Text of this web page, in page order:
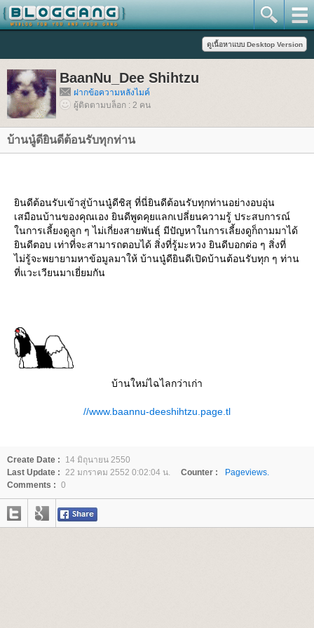
BaanNu_Dee Shihtzu
ฝากข้อความหลังไมค์
ผู้ติดตามบล็อก : 2 คน
บ้านนู๋ดียินดีต้อนรับทุกท่าน
ินดีต้อนรับเข้าสู่บ้านนู๋ดีชิสุ ที่นี่ยินดีต้อนรับทุกท่านอย่างอบอุ่น
เสมือนบ้านของคุณเอง ยินดีพูดคุยแลกเปลี่ยนความรู้ ประสบการณ์
นการเลี้ยงดูลูก ๆ ไม่เกี่ยงสายพันธุ์ มีปัญหาในการเลี้ยงดูก็ถามมาได้
ินดีตอบ เท่าที่จะสามารถตอบได้ สิ่งที่รู้มะหวง ยินดีบอกต่อ ๆ สิ่งที่
ไม่รู้จะพยายามหาข้อมูลมาให้ บ้านนู๋ดียินดีเปิดบ้านต้อนรับทุก ๆ ท่าน
ที่แวะเวียนมาเยี่ยมกัน
บ้านใหม่ไฉไลกว่าเก่า
//www.baannu-deeshihtzu.page.tl
Create Date :
14 มิถุนายน 2550
Last Update : 22 มกราคม 2552 0:02:04 น. Counter :
Pageviews.
Comments : 0